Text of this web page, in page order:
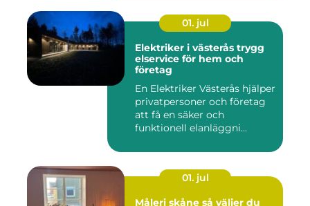
01. jul
Elektriker i västerås trygg
elservice för hem och
företag
En Elektriker Västerås hjälper
privatpersoner och företag
att få en säker och
funktionell elanläggni...
01. jul
Måleri skåne så väljer du